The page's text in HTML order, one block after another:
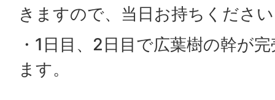
きますので、当日お持ちくださ
・1日目、2日目で広葉樹の幹が
ます。